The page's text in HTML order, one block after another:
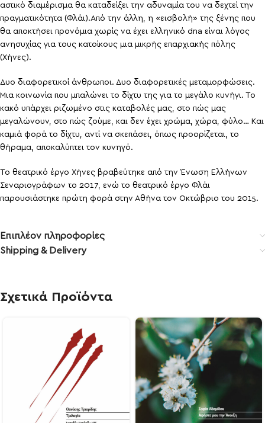
αστικό διαμέρισμα θα καταδείξει την αδυναμία του να δεχτεί την
πραγματικότητα (Φλάι).Από την άλλη, η «εισβολή» της ξένης που
θα αποκτήσει προνόμια χωρίς να έχει ελληνικό dna είναι λόγος
ανησυχίας για τους κατοίκους μια μικρής επαρχιακής πόλης
(Χήνες).
Δυο διαφορετικοί άνθρωποι. Δυο διαφορετικές μεταμορφώσεις.
Μια κοινωνία που μπαλώνει το δίχτυ της για το μεγάλο κυνήγι. Το
κακό υπάρχει ριζωμένο στις καταβολές μας, στο πώς μας
μεγαλώνουν, στο πώς ζούμε, και δεν έχει χρώμα, χώρα, φύλο… Και
καμιά φορά το δίχτυ, αντί να σκεπάσει, όπως προορίζεται, το
θήραμα, αποκαλύπτει τον κυνηγό.
Το θεατρικό έργο Χήνες βραβεύτηκε από την Ένωση Ελλήνων
Σεναριογράφων το 2017, ενώ το θεατρικό έργο Φλάι
παρουσιάστηκε πρώτη φορά στην Αθήνα τον Οκτώβριο του 2015.
Επιπλέον πληροφορίες
Shipping & Delivery
Σχετικά Προϊόντα